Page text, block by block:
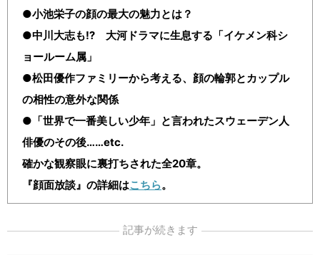
●小池栄子の顔の最大の魅力とは？
●中川大志も⁉ 大河ドラマに生息する「イケメン科シ
ョールーム属」
●松田優作ファミリーから考える、顔の輪郭とカップル
の相性の意外な関係
●「世界で一番美しい少年」と言われたスウェーデン人
俳優のその後……etc.
確かな観察眼に裏打ちされた全20章。
『顔面放談』の詳細はこちら。
記事が続きます